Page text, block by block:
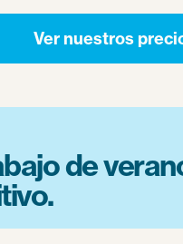
Ver nuestros
de